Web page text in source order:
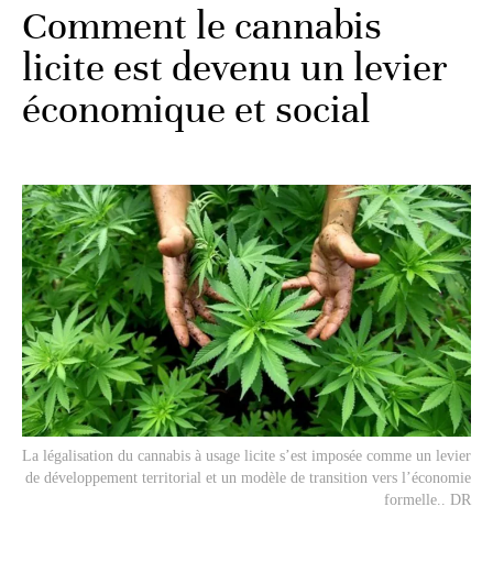
Comment le cannabis
licite est devenu un levier
économique et social
La légalisation du cannabis à usage licite s’est imposée comme un levier
de développement territorial et un modèle de transition vers l’économie
formelle.. DR